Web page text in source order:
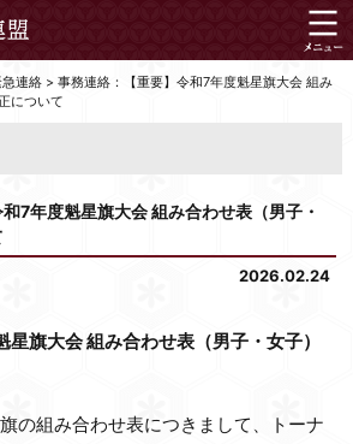
連絡> 事務連絡：【重要】令和7年度魁星旗大会 組み
について
7年度魁星旗大会 組み合わせ表（男子・
2026.02.24
星旗大会 組み合わせ表（男子・女子）
の組み合わせ表につきまして、トーナ